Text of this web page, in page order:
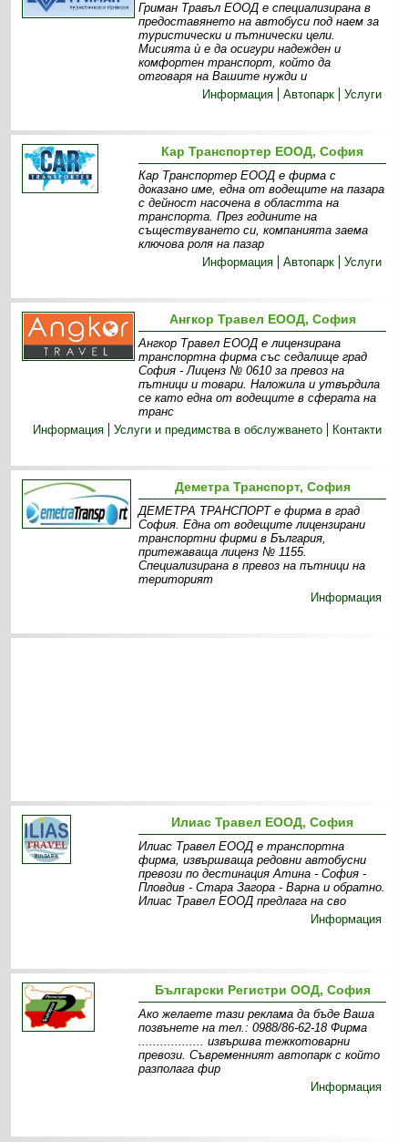
Гриман Травъл ЕООД е специализирана в
предоставянето на автобуси под наем за
туристически и пътнически цели.
Мисията ѝ е да осигури надежден и
комфортен транспорт, който да
отговаря на Вашите нужди и
Информация
Автопарк Услуги
Кар Транспортер ЕООД, София
Кар Транспортер ЕООД е фирма с
доказано име, една от водещите на пазара
с дейност насочена в областта на
транспорта. През годините на
съществуването си, компанията заема
ключова роля на пазар
Информация
Автопарк Услуги
Ангкор Травел ЕООД, София
Ангкор Травел ЕООД е лицензирана
транспортна фирма със седалище град
София - Лиценз № 0610 за превоз на
пътници и товари. Наложила и утвърдила
се като една от водещите в сферата на
транс
Информация
Услуги и предимства в обслужването Контакти
Деметра Транспорт, София
ДЕМЕТРА ТРАНСПОРТ е фирма в град
София. Една от водещите лицензирани
транспортни фирми в България,
притежаваща лиценз № 1155.
Специализирана в превоз на пътници на
територият
Информация
Илиас Травел ЕООД, София
Илиас Травел ЕООД е транспортна
фирма, извършваща редовни автобусни
превози по дестинация Атина - София -
Пловдив - Стара Загора - Варна и обратно.
Илиас Травел ЕООД предлага на сво
Информация
Български Регистри ООД, София
Ако желаете тази реклама да бъде Ваша
позвънете на тел.: 0988/86-62-18 Фирма
.................. извършва тежкотоварни
превози. Съвременният автопарк с който
разполага фир
Информация